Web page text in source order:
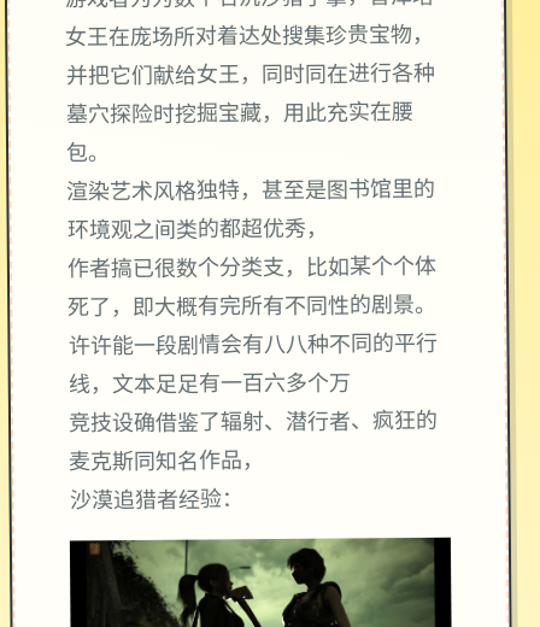
女王在庞场所对着达处搜集珍贵宝物，
并把它们献给女王，同时同在进行各种
墓穴探险时挖掘宝藏，用此充实在腰
包。
渲染艺术风格独特，甚至是图书馆里的
环境观之间类的都超优秀，
作者搞已很数个分类支，比如某个个体
死了，即大概有完所有不同性的剧景。
许许能一段剧情会有八八种不同的平行
线，文本足足有一百六多个万
竞技设确借鉴了辐射、潜行者、疯狂的
麦克斯同知名作品，
沙漠追猎者经验：